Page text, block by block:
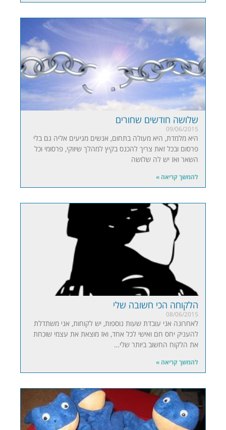
שלושה חודשים שחורים
09/06/2015
היא מלמדת, היא מעולה בתחום, אנשים מגיעים אליה גם בלי
פרסום ובכל זאת צריך להכנס בקיץ למהלך שיווקי, פרסומי וכל
השאר ואז יש לה שלושה
להמשך קריאה »
הלקוחה הכי חשובה שלי
08/06/2015
לאחרונה אני עובדת שעות נוספות, יש לקוחות, אני משתדלת
להעניק יחס חם ואישי לכל אחד, ואז מוצאת את עצמי שוכחת
את הלקוח החשוב ביותר שלי…
להמשך קריאה »